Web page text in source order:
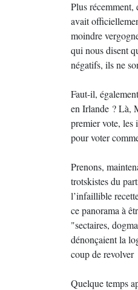
Plus récemment,
avait
moindre
qui nous disent
négatifs, ils ne
Faut-il,
en Irlande ? Là,
premier vote,
pour voter
Prenons,
trotskistes du
l’infaillible
ce panorama à
"sectaires,
dénonçaient la
coup de
Quelque temps